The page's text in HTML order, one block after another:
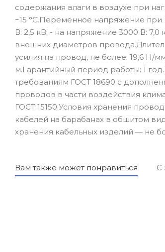
содержания влаги в воздухе при
−15 °С.Переменное напряжение при
В: 2,5 кВ; - на напряжение 3000 В:
внешних диаметров
усилия на провод, не более: 19,6 Н/
м.Гарантийный период работы: 1
требованиям ГОСТ 18690 с
проводов в части воздействия
ГОСТ 15150.Условия хранения
кабелей на барабанах в обшитом
хранения кабельных изделий — не
Вам также может понравиться С